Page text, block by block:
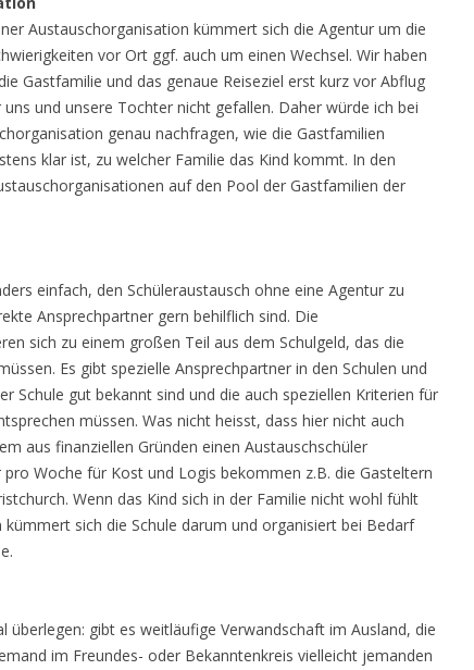
Austauschorganisation kümmert sich die Agentur um die
vor Ort ggf. auch um einen Wechsel. Wir haben
Gastfamilie und das genaue Reiseziel erst kurz vor Abflug
und unsere Tochter nicht gefallen. Daher würde ich bei
genau nachfragen, wie die Gastfamilien
klar ist, zu welcher Familie das Kind kommt. In den
auf den Pool der Gastfamilien der
einfach, den Schüleraustausch ohne eine Agentur zu
Ansprechpartner gern behilflich sind. Die
sich zu einem großen Teil aus dem Schulgeld, das die
Es gibt spezielle Ansprechpartner in den Schulen und
Schule gut bekannt sind und die auch speziellen Kriterien für
müssen. Was nicht heisst, dass hier nicht auch
aus finanziellen Gründen einen Austauschschüler
Woche für Kost und Logis bekommen z.B. die Gasteltern
Wenn das Kind sich in der Familie nicht wohl fühlt
sich die Schule darum und organisiert bei Bedarf
überlegen: gibt es weitläufige Verwandschaft im Ausland, die
im Freundes- oder Bekanntenkreis vielleicht jemanden